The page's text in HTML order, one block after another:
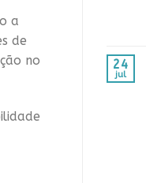
a
de
no
24
jul